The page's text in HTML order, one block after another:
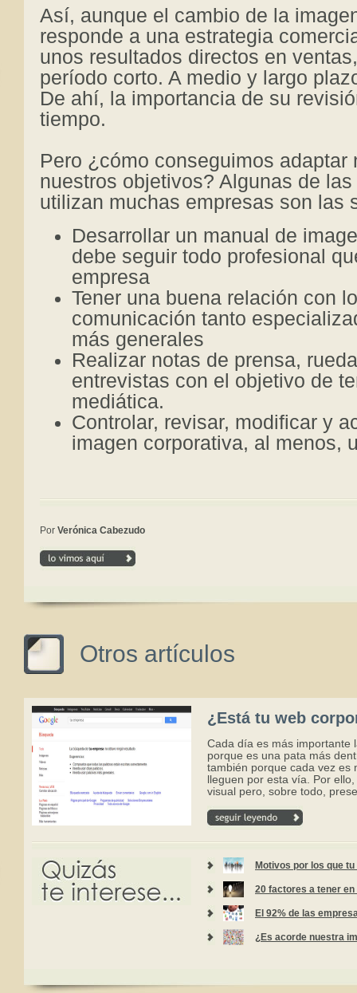
Así, aunque el cambio de la
responde a una estrategia
unos resultados directos en
período corto. A medio y largo
De ahí, la importancia de su
tiempo.
Pero ¿cómo conseguimos adaptar
nuestros objetivos? Algunas de
utilizan muchas empresas son las
Desarrollar un manual de
debe seguir todo profesional
empresa
Tener una buena relación con
comunicación tanto
más generales
Realizar notas de prensa,
entrevistas con el objetivo de
mediática.
Controlar, revisar, modificar y
imagen corporativa, al menos,
Por Verónica Cabezudo
Otros artículos
¿Está tu web
Cada día es más importante
porque es una pata más
también porque cada vez es
lleguen por esta vía. Por
visual pero, sobre todo,
Motivos por los que
20 factores a tener
El 92% de las
¿Es acorde nuestra